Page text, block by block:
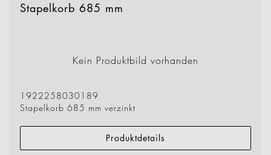
Stapelkorb 685 mm
Kein Produktbild vorhanden
1922258030189
Stapelkorb 685 mm verzinkt
Produktdetails